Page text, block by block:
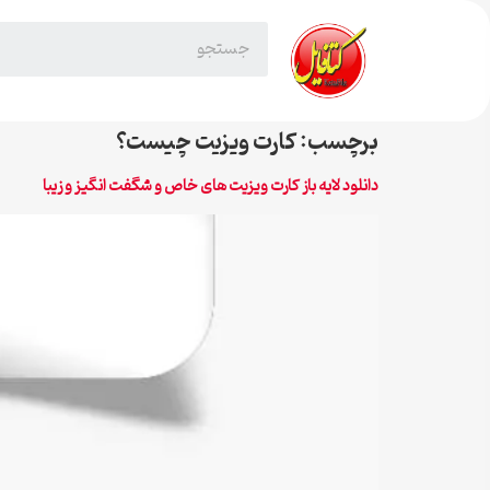
برچسب:کارت ویزیت چیست؟
دانلود لایه باز کارت ویزیت های خاص و شگفت انگیز و زیبا